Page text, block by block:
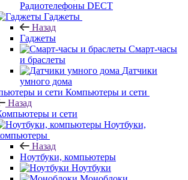
Радиотелефоны DECT
Гаджеты
Назад
Гаджеты
Смарт-часы
и браслеты
Датчики
умного дома
Компьютеры и сети
Назад
и сети
Ноутбуки,
Назад
Ноутбуки, компьютеры
Ноутбуки